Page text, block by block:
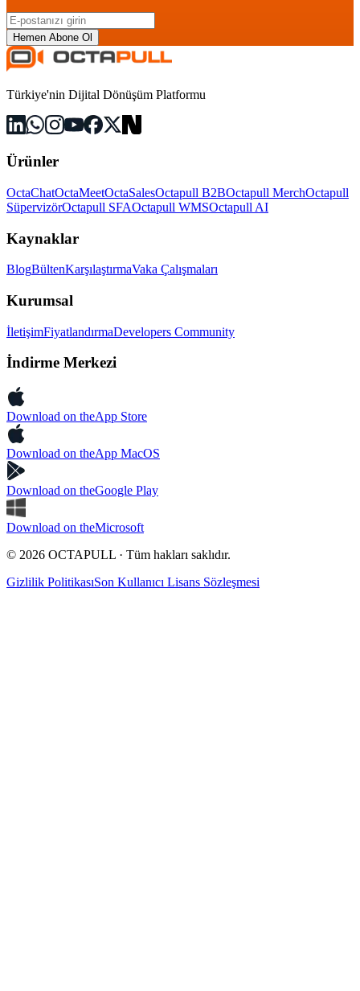
Hemen Abone Ol
Türkiye'nin Dijital Dönüşüm Platformu
Ürünler
OctaChatOctaMeetOctaSalesOctapull B2BOctapull MerchOctapull
SüpervizörOctapull SFAOctapull WMSOctapull AI
Kaynaklar
BlogBültenKarşılaştırmaVaka Çalışmaları
Kurumsal
İletişimFiyatlandırmaDevelopers Community
İndirme Merkezi
Download on theApp Store
Download on theApp MacOS
Download on theGoogle Play
Download on theMicrosoft
© 2026 OCTAPULL · Tüm hakları saklıdır.
Gizlilik PolitikasıSon Kullanıcı Lisans Sözleşmesi